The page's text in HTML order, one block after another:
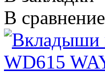
В сравнение